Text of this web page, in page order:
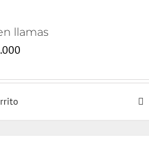
llamas
actual